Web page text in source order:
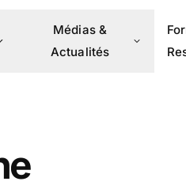
Médias &
Actualités